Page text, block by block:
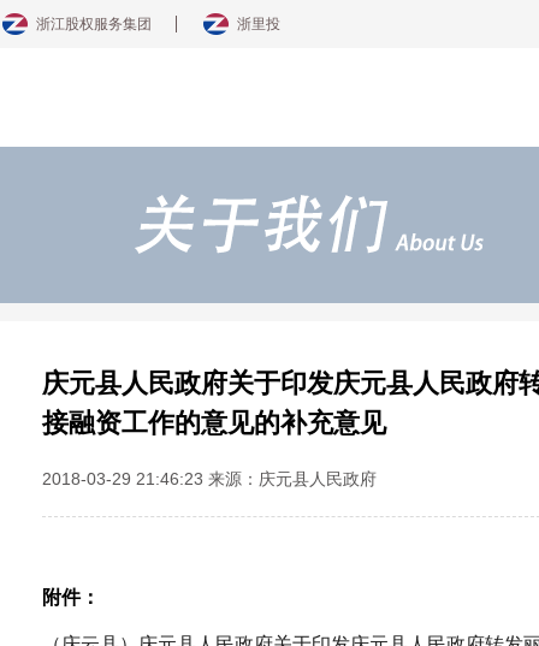
浙江股权服务集团 浙里投
庆元县人民政府关于印发庆元县人民政府
接融资工作的意见的补充意见
2018-03-29 21:46:23 来源：庆元县人民政府
附件：